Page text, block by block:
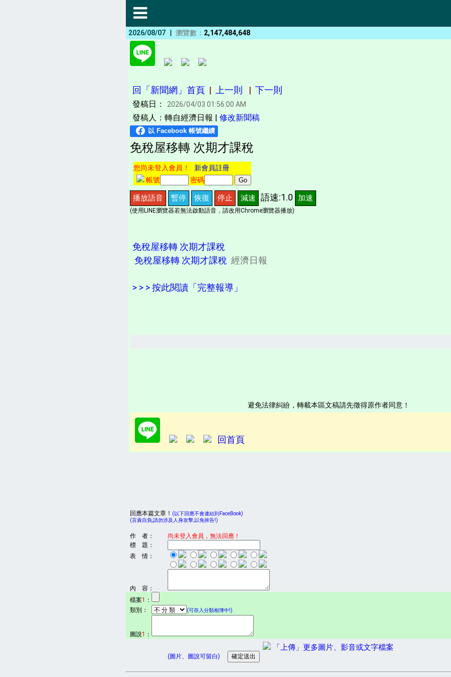
2026/08/07 | 瀏覽數： 2,147,484,648
回「新聞網」首頁 | 上一則 | 下一則
發稿日： 2026/04/03 01:56:00 AM
發稿人：轉自經濟日報 | 修改新聞稿
免稅屋移轉 次期才課稅
您尚未登入會員！ 新會員註冊
帳號
密碼
播放語音 暫停 恢復 停止 減速 語速:1.0 加速
(使用LINE瀏覽器若無法啟動語音，請改用Chrome瀏覽器播放)
免稅屋移轉 次期才課稅
免稅屋移轉 次期才課稅 經濟日報
> > > 按此閱讀「完整報導」
避免法律糾紛，轉載本區文稿請先徵得原作者同意！
回首頁
回應本篇文章！ (以下回應不會連結到FaceBook)
(言責自負,請勿涉及人身攻擊,以免挨告!)
作 者：
尚未登入會員，無法回應！
標 題：
表 情：
內 容：
檔案1 ：
類別：
(可存入分類相簿中!)
圖說1 ：
「上傳」更多圖片、影音或文字檔案
(圖片、圖說可留白)